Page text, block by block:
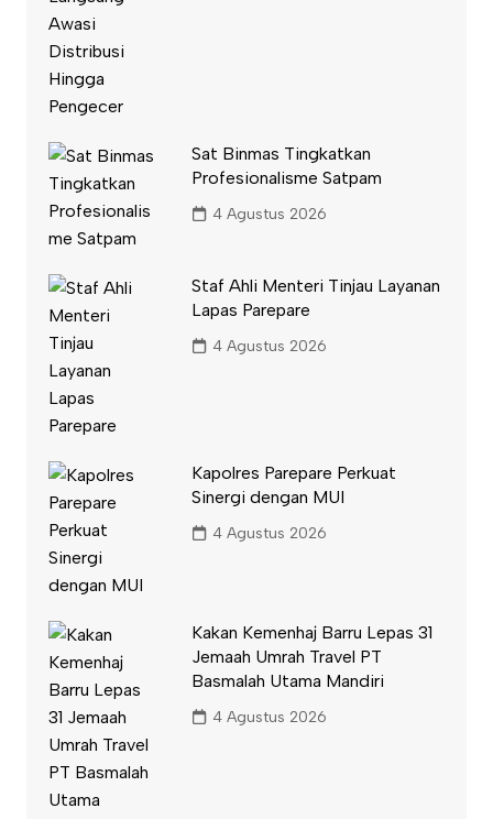
Sat Binmas Tingkatkan
Profesionalisme Satpam
4 Agustus 2026
Staf Ahli Menteri Tinjau Layanan
Lapas Parepare
4 Agustus 2026
Kapolres Parepare Perkuat
Sinergi dengan MUI
4 Agustus 2026
Kakan Kemenhaj Barru Lepas 31
Jemaah Umrah Travel PT
Basmalah Utama Mandiri
4 Agustus 2026